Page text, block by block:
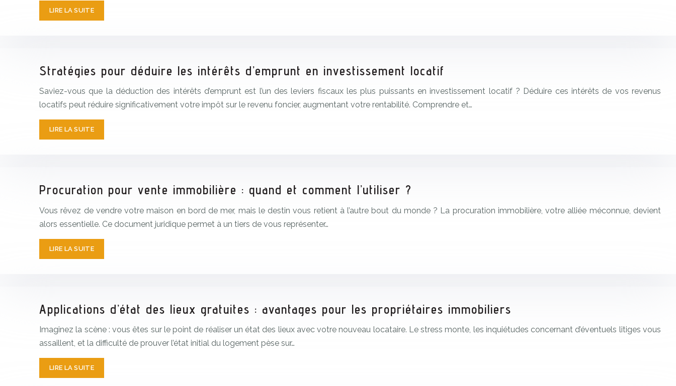
LIRE LA SUITE
Stratégies pour déduire les intérêts d’emprunt en investissement locatif
Saviez-vous que la déduction des intérêts d’emprunt est l’un des leviers fiscaux les plus puissants en investissement locatif ? Déduire ces intérêts de vos revenus
locatifs peut réduire significativement votre impôt sur le revenu foncier, augmentant votre rentabilité. Comprendre et…
LIRE LA SUITE
Procuration pour vente immobilière : quand et comment l’utiliser ?
Vous rêvez de vendre votre maison en bord de mer, mais le destin vous retient à l’autre bout du monde ? La procuration immobilière, votre alliée méconnue, devient
alors essentielle. Ce document juridique permet à un tiers de vous représenter…
LIRE LA SUITE
Applications d’état des lieux gratuites : avantages pour les propriétaires immobiliers
Imaginez la scène : vous êtes sur le point de réaliser un état des lieux avec votre nouveau locataire. Le stress monte, les inquiétudes concernant d’éventuels litiges vous
assaillent, et la difficulté de prouver l’état initial du logement pèse sur…
LIRE LA SUITE